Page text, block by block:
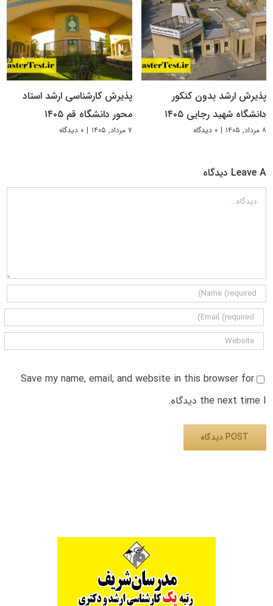
پذیرش ارشد بدون کنکور
دانشگاه شهید رجایی ۱۴۰۵
۸ مرداد, ۱۴۰۵ | ۰ دیدگاه
پذیرش کارشناسی ارشد استاد
محور دانشگاه قم ۱۴۰۵
۷ مرداد, ۱۴۰۵ | ۰ دیدگاه
Leave A دیدگاه
دیدگاه
Save my name, email, and website in this browser for
the next time I دیدگاه.